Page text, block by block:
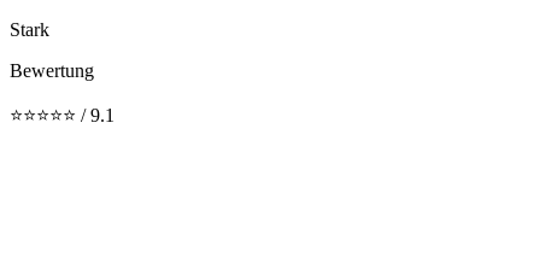
Stark
Bewertung
⭐⭐⭐⭐⭐ / 9.1